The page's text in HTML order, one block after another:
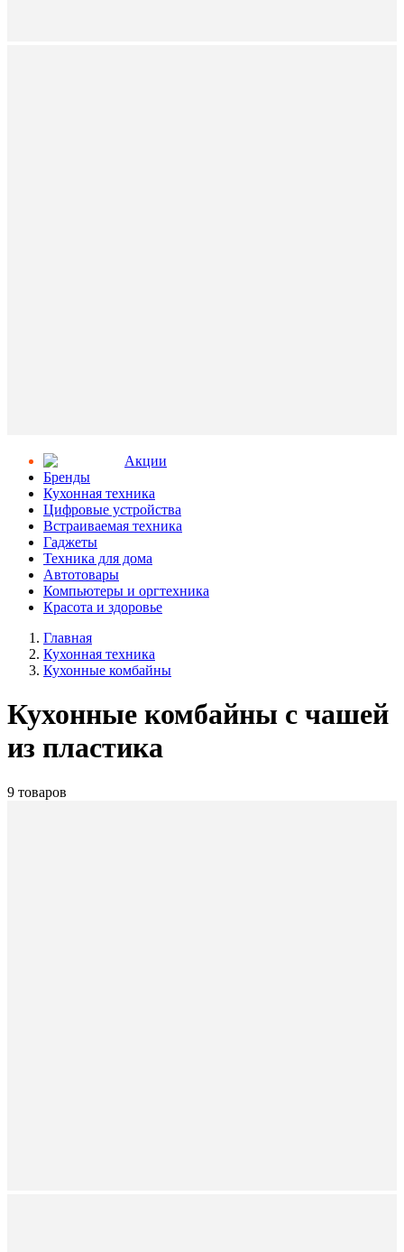
Aкции
Бренды
Кухонная техника
Цифровые устройства
Встраиваемая техника
Гаджеты
Техника для дома
Автотовары
Компьютеры и оргтехника
Красота и здоровье
Главная
Кухонная техника
Кухонные комбайны
Кухонные комбайны с чашей
из пластика
9 товаров